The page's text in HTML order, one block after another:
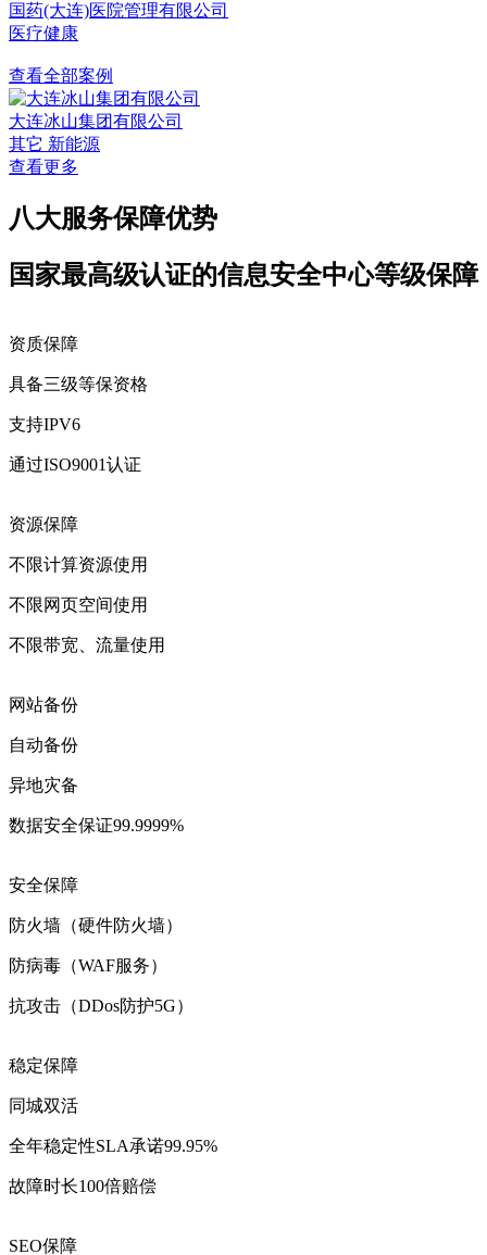
国药(大连)医院管理有限公司
医疗健康
查看全部案例
大连冰山集团有限公司
其它 新能源
查看更多
八大服务保障优势
国家最高级认证的信息安全中心等级保障
资质保障
具备三级等保资格
支持IPV6
通过ISO9001认证
资源保障
不限计算资源使用
不限网页空间使用
不限带宽、流量使用
网站备份
自动备份
异地灾备
数据安全保证99.9999%
安全保障
防火墙（硬件防火墙）
防病毒（WAF服务）
抗攻击（DDos防护5G）
稳定保障
同城双活
全年稳定性SLA承诺99.95%
故障时长100倍赔偿
SEO保障